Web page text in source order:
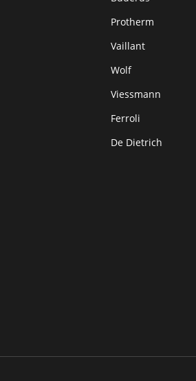
Protherm
Vaillant
Wolf
Viessmann
Ferroli
De Dietrich